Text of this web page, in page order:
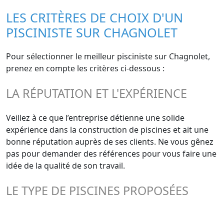
LES CRITÈRES DE CHOIX D'UN
PISCINISTE SUR CHAGNOLET
Pour sélectionner le meilleur pisciniste sur Chagnolet,
prenez en compte les critères ci-dessous :
LA RÉPUTATION ET L'EXPÉRIENCE
Veillez à ce que l’entreprise détienne une solide
expérience dans la construction de piscines et ait une
bonne réputation auprès de ses clients. Ne vous gênez
pas pour demander des références pour vous faire une
idée de la qualité de son travail.
LE TYPE DE PISCINES PROPOSÉES